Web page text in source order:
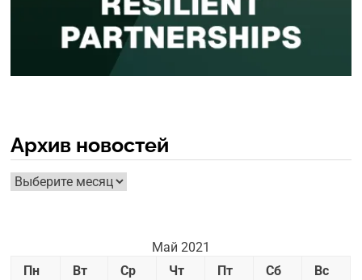
Архив новостей
Архив
новостей
Май 2021
Пн
Вт Ср Чт Пт Сб
Вс